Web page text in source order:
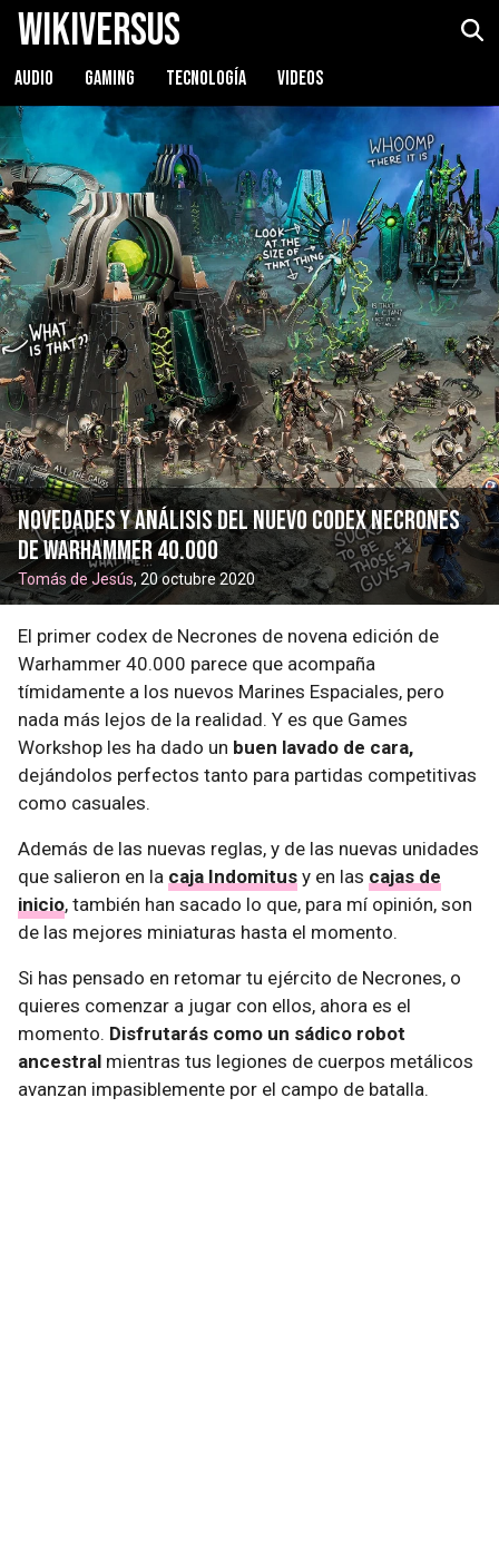
WikiVersus
AUDIO GAMING TECNOLOGÍA VIDEOS
Novedades y análisis del nuevo codex Necrones
de Warhammer 40.000
Tomás de Jesús, 20 octubre 2020
El primer codex de Necrones de novena edición de
Warhammer 40.000 parece que acompaña
tímidamente a los nuevos Marines Espaciales, pero
nada más lejos de la realidad. Y es que Games
Workshop les ha dado un buen lavado de cara,
dejándolos perfectos tanto para partidas competitivas
como casuales.
Además de las nuevas reglas, y de las nuevas unidades
que salieron en la caja Indomitus y en las cajas de
inicio, también han sacado lo que, para mí opinión, son
de las mejores miniaturas hasta el momento.
Si has pensado en retomar tu ejército de Necrones, o
quieres comenzar a jugar con ellos, ahora es el
momento. Disfrutarás como un sádico robot
ancestral mientras tus legiones de cuerpos metálicos
avanzan impasiblemente por el campo de batalla.